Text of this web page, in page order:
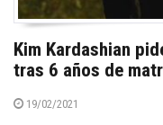
Kim Kardashian
tras 6 años de
19/02/2021